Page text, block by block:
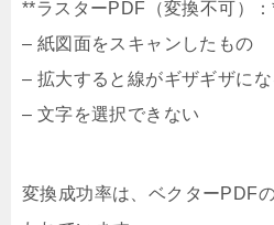
**ラスターPDF（変換不可）
– 紙図面をスキャンしたもの
– 拡大すると線がギザギザにな
– 文字を選択できない
変換成功率は、ベクターPDF